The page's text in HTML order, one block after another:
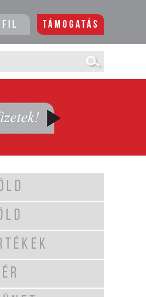
Támogatás